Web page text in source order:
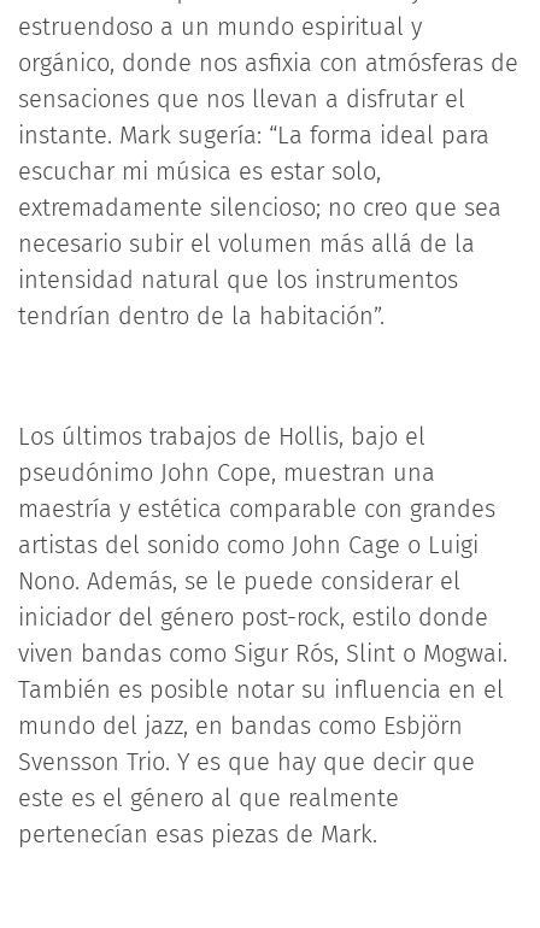
estruendoso a un mundo espiritual y
orgánico, donde nos asfixia con atmósferas de
sensaciones que nos llevan a disfrutar el
instante. Mark sugería: “La forma ideal para
escuchar mi música es estar solo,
extremadamente silencioso; no creo que sea
necesario subir el volumen más allá de la
intensidad natural que los instrumentos
tendrían dentro de la habitación”.
Los últimos trabajos de Hollis, bajo el
pseudónimo John Cope, muestran una
maestría y estética comparable con grandes
artistas del sonido como John Cage o Luigi
Nono. Además, se le puede considerar el
iniciador del género post-rock, estilo donde
viven bandas como Sigur Rós, Slint o Mogwai.
También es posible notar su influencia en el
mundo del jazz, en bandas como Esbjörn
Svensson Trio. Y es que hay que decir que
este es el género al que realmente
pertenecían esas piezas de Mark.